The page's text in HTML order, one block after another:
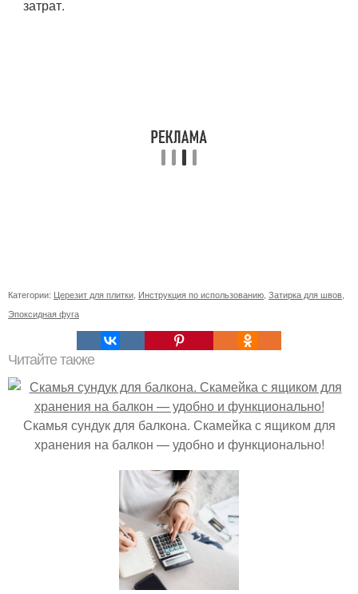
затрат.
Категории: Церезит для плитки Инструкция по использованию Затирка для швов
Эпоксидная фуга
Читайте также
Скамья сундук для балкона. Скамейка с ящиком для
хранения на балкон — удобно и функционально!